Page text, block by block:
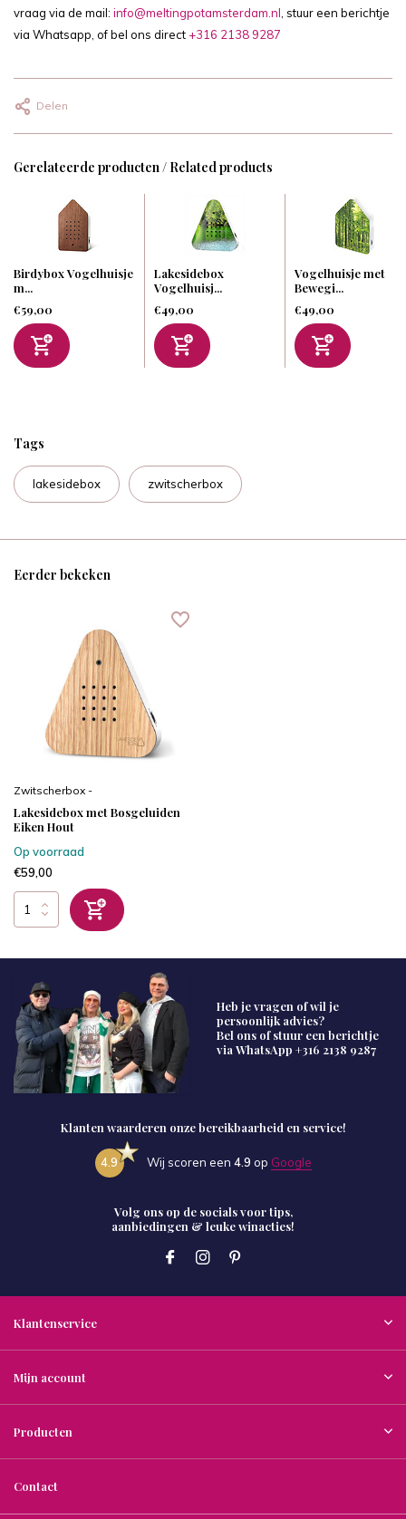
vraag via de mail: info@meltingpotamsterdam.nl, stuur een berichtje
via Whatsapp, of bel ons direct +316 2138 9287
Delen
Gerelateerde producten / Related products
Birdybox Vogelhuisje
m...
€59,00
Lakesidebox
Vogelhuisj...
€49,00
Vogelhuisje met
Bewegi...
€49,00
Tags
lakesidebox zwitscherbox
Eerder bekeken
Zwitscherbox -
Lakesidebox met Bosgeluiden
Eiken Hout
Op voorraad
€59,00
Heb je vragen of wil je
persoonlijk advies?
Bel ons of stuur een berichtje
via WhatsApp +316 2138 9287
Klanten waarderen onze bereikbaarheid en service!
4.9 Wij scoren een 4.9 op Google
Volg ons op de socials voor tips,
aanbiedingen & leuke winacties!
Klantenservice
Mijn account
Producten
Contact